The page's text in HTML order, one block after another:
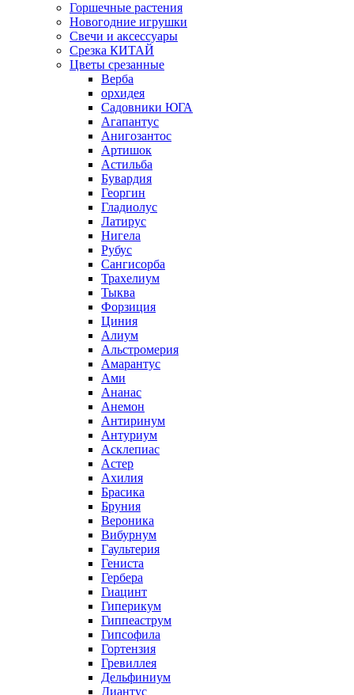
Горшечные растения
Новогодние игрушки
Свечи и аксессуары
Срезка КИТАЙ
Цветы срезанные
Верба
орхидея
Садовники ЮГА
Агапантус
Анигозантос
Артишок
Астильба
Бувардия
Георгин
Гладиолус
Латирус
Нигела
Рубус
Сангисорба
Трахелиум
Тыква
Форзиция
Циния
Алиум
Альстромерия
Амарантус
Ами
Ананас
Анемон
Антиринум
Антуриум
Асклепиас
Астер
Ахилия
Брасика
Бруния
Вероника
Вибурнум
Гаультерия
Гениста
Гербера
Гиацинт
Гиперикум
Гиппеаструм
Гипсофила
Гортензия
Гревиллея
Дельфиниум
Диантус